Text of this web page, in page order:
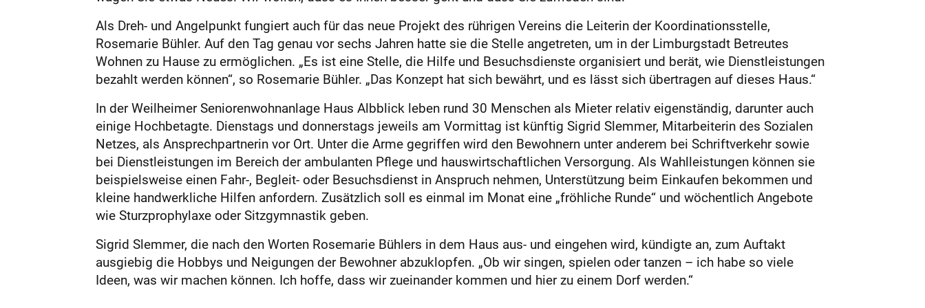
Als Dreh- und Angelpunkt fungiert auch für das neue Projekt des rührigen Vereins die Leiterin der Koordinationsstelle,
Rosemarie Bühler. Auf den Tag genau vor sechs Jahren hatte sie die Stelle angetreten, um in der Limburgstadt Betreutes
Wohnen zu Hause zu ermöglichen. „Es ist eine Stelle, die Hilfe und Besuchsdienste organisiert und berät, wie Dienstleistungen
bezahlt werden können“, so Rosemarie Bühler. „Das Konzept hat sich bewährt, und es lässt sich übertragen auf dieses Haus.“
In der Weilheimer Seniorenwohnanlage Haus Albblick leben rund 30 Menschen als Mieter relativ eigenständig, darunter auch
einige Hochbetagte. Dienstags und donnerstags jeweils am Vormittag ist künftig Sigrid Slemmer, Mitarbeiterin des Sozialen
Netzes, als Ansprechpartnerin vor Ort. Unter die Arme gegriffen wird den Bewohnern unter anderem bei Schriftverkehr sowie
bei Dienstleistungen im Bereich der ambulanten Pflege und hauswirtschaftlichen Versorgung. Als Wahlleistungen können sie
beispielsweise einen Fahr-, Begleit- oder Besuchsdienst in Anspruch nehmen, Unterstützung beim Einkaufen bekommen und
kleine handwerkliche Hilfen anfordern. Zusätzlich soll es einmal im Monat eine „fröhliche Runde“ und wöchentlich Angebote
wie Sturzprophylaxe oder Sitzgymnastik geben.
Sigrid Slemmer, die nach den Worten Rosemarie Bühlers in dem Haus aus- und eingehen wird, kündigte an, zum Auftakt
ausgiebig die Hobbys und Neigungen der Bewohner abzuklopfen. „Ob wir singen, spielen oder tanzen – ich habe so viele
Ideen, was wir machen können. Ich hoffe, dass wir zueinander kommen und hier zu einem Dorf werden.“